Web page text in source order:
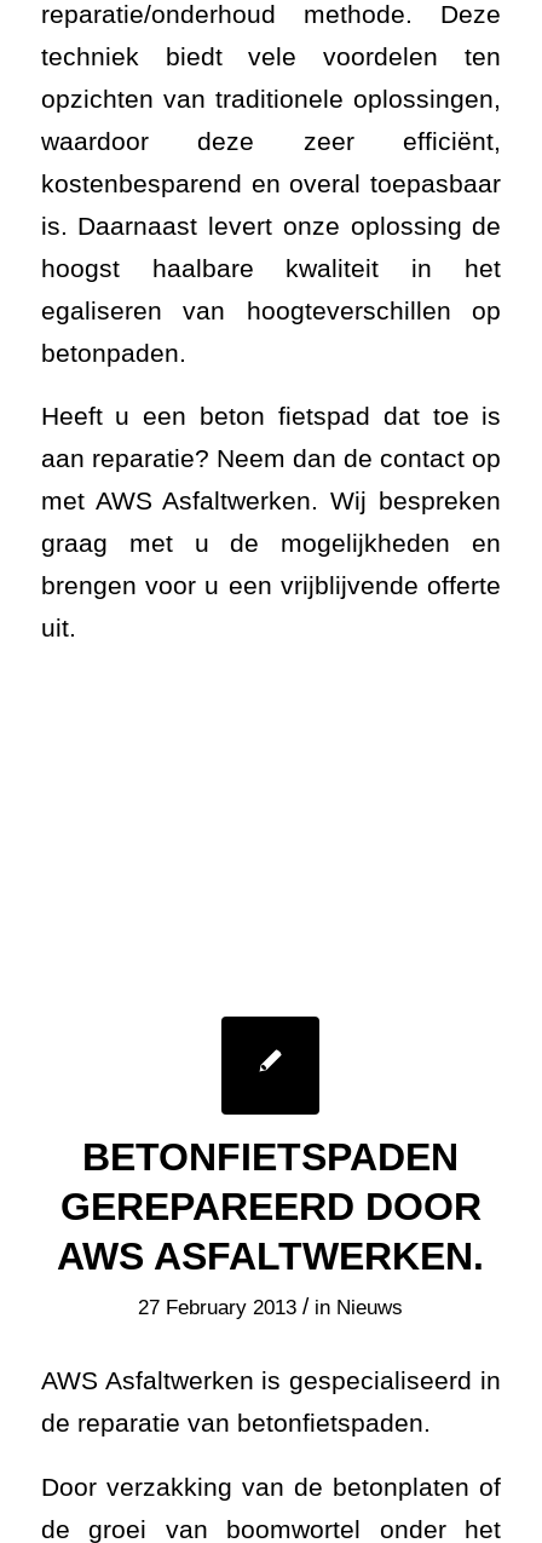
reparatie/onderhoud methode. Deze
techniek biedt vele voordelen ten
opzichten van traditionele oplossingen,
waardoor deze zeer efficiënt,
kostenbesparend en overal toepasbaar
is. Daarnaast levert onze oplossing de
hoogst haalbare kwaliteit in het
egaliseren van hoogteverschillen op
betonpaden.
Heeft u een beton fietspad dat toe is
aan reparatie? Neem dan de contact op
met AWS Asfaltwerken. Wij bespreken
graag met u de mogelijkheden en
brengen voor u een vrijblijvende offerte
uit.
BETONFIETSPADEN
GEREPAREERD DOOR
AWS ASFALTWERKEN.
27 February 2013 / in Nieuws
AWS Asfaltwerken is gespecialiseerd in
de reparatie van betonfietspaden.
Door verzakking van de betonplaten of
de groei van boomwortel onder het